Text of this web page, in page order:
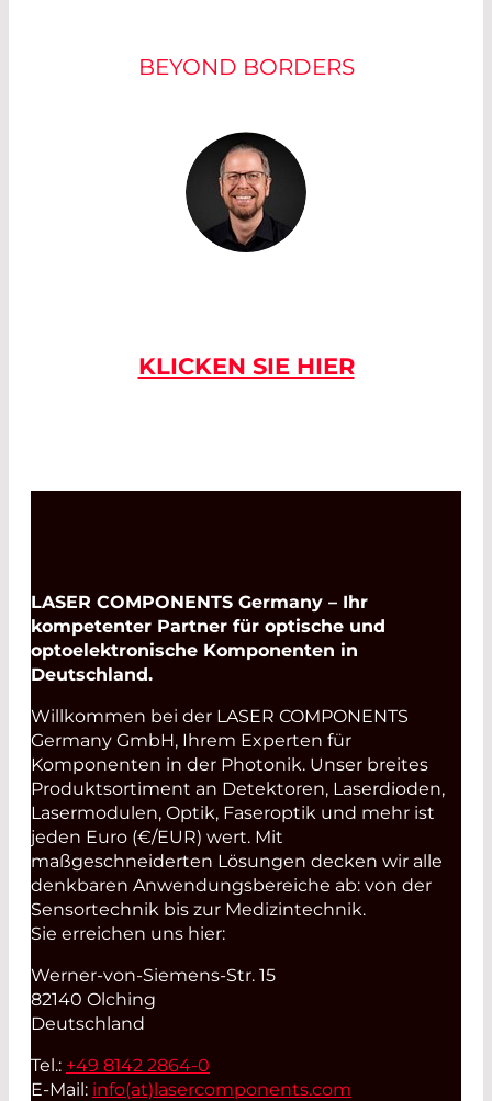
BEYOND BORDERS
KLICKEN SIE HIER
LASER COMPONENTS Germany – Ihr
kompetenter Partner für optische und
optoelektronische Komponenten in
Deutschland.
Willkommen bei der LASER COMPONENTS
Germany GmbH, Ihrem Experten für
Komponenten in der Photonik. Unser breites
Produktsortiment an Detektoren, Laserdioden,
Lasermodulen, Optik, Faseroptik und mehr ist
jeden Euro (€/EUR) wert. Mit
maßgeschneiderten Lösungen decken wir alle
denkbaren Anwendungsbereiche ab: von der
Sensortechnik bis zur Medizintechnik.
Sie erreichen uns hier:
Werner-von-Siemens-Str. 15
82140 Olching
Deutschland
Tel.: +49 8142 2864-0
E-Mail: info(at) lasercomponents.com